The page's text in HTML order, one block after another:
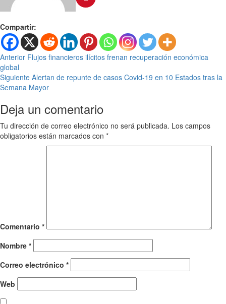
Compartir:
Anterior Flujos financieros ilícitos frenan recuperación económica
global
Siguiente Alertan de repunte de casos Covid-19 en 10 Estados tras la
Semana Mayor
Deja un comentario
Tu dirección de correo electrónico no será publicada. Los campos
obligatorios están marcados con *
Comentario *
Nombre *
Correo electrónico *
Web